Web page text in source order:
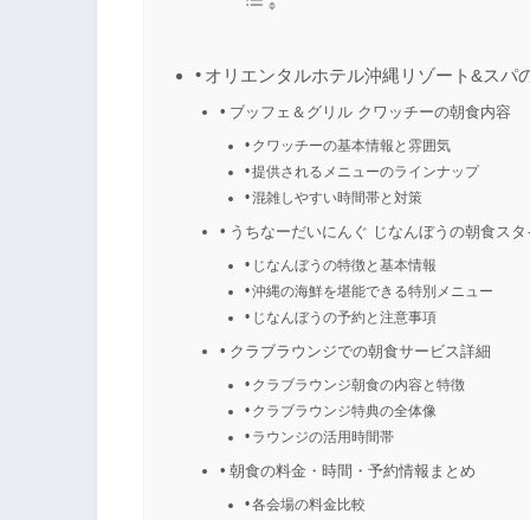
オリエンタルホテル沖縄リゾート&スパ
ブッフェ＆グリル クワッチーの朝食内容
クワッチーの基本情報と雰囲気
提供されるメニューのラインナップ
混雑しやすい時間帯と対策
うちなーだいにんぐ じなんぼうの朝食スタ
じなんぼうの特徴と基本情報
沖縄の海鮮を堪能できる特別メニュー
じなんぼうの予約と注意事項
クラブラウンジでの朝食サービス詳細
クラブラウンジ朝食の内容と特徴
クラブラウンジ特典の全体像
ラウンジの活用時間帯
朝食の料金・時間・予約情報まとめ
各会場の料金比較